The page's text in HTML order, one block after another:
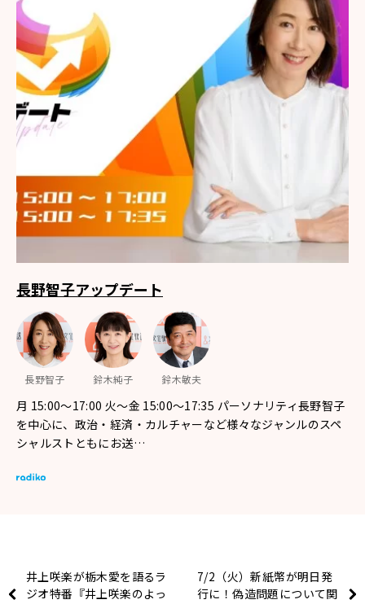
長野智子アップデート
長野智子 鈴木純子 鈴木敏夫
月 15:00～17:00 火～金 15:00～17:35 パーソナリティ長野智子
を中心に、政治・経済・カルチャーなど様々なジャンルのスペ
シャルストともにお送…
井上咲楽が栃木愛を語るラ
ジオ特番『井上咲楽のよっ
7/2（火）新紙幣が明日発
行に！偽造問題について関